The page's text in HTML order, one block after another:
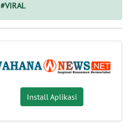
#VIRAL
Install Aplikasi